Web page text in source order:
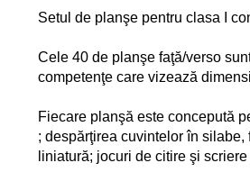
Setul de planşe pentru clasa I
Cele 40 de planşe faţă/verso
competenţe care vizează
Fiecare planşă este concepută
; despărţirea cuvintelor în
liniatură; jocuri de citire şi